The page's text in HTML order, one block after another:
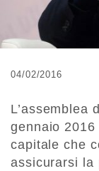
04/02/2016
L’assemblea
gennaio 2016
capitale che
assicurarsi la